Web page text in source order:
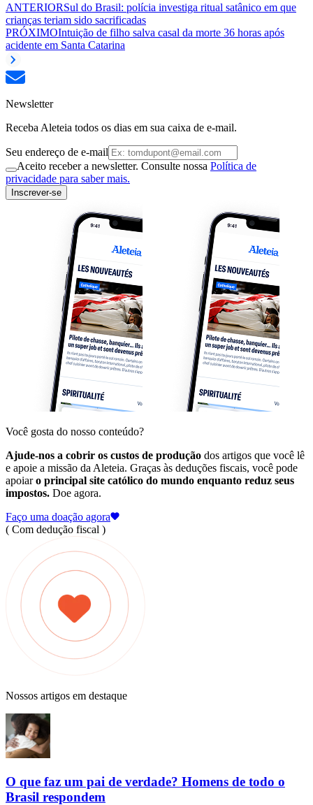
ANTERIORSul do Brasil: polícia investiga ritual satânico em que
crianças teriam sido sacrificadas
PRÓXIMOIntuição de filho salva casal da morte 36 horas após
acidente em Santa Catarina
Newsletter
Receba Aleteia todos os dias em sua caixa de e-mail.
Seu endereço de e-mail
Aceito receber a newsletter. Consulte nossa Política de
privacidade para saber mais.
Inscrever-se
Você gosta do nosso conteúdo?
Ajude-nos a cobrir os custos de produção dos artigos que você lê
e apoie a missão da Aleteia. Graças às deduções fiscais, você pode
apoiaro principal site católico do mundo enquanto reduz seus
impostos. Doe agora.
Faço uma doação agora
( Com dedução fiscal )
Nossos artigos em destaque
O que faz um pai de verdade? Homens de todo o
Brasil respondem